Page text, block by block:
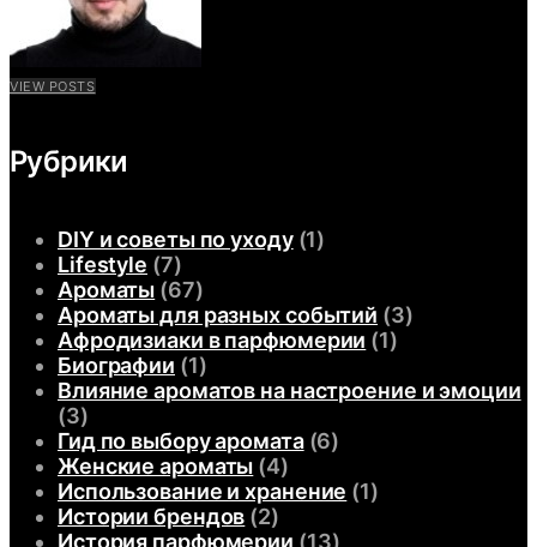
VIEW POSTS
Рубрики
DIY и советы по уходу(1)
Lifestyle (7)
Ароматы (67)
Ароматы для разных событий (3)
Афродизиаки в парфюмерии (1)
Биографии (1)
Влияние ароматов на настроение и эмоции
(3)
Гид по выбору аромата(6)
Женские ароматы (4)
Использование и хранение (1)
Истории брендов (2)
История парфюмерии (13)